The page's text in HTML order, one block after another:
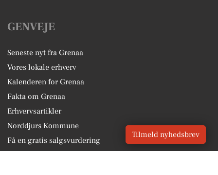
GENVEJE
Seneste nyt fra Grenaa
Vores lokale erhverv
Kalenderen for Grenaa
Fakta om Grenaa
Erhvervsartikler
Norddjurs Kommune
Få en gratis salgsvurdering
Tilmeld nyhedsbrev